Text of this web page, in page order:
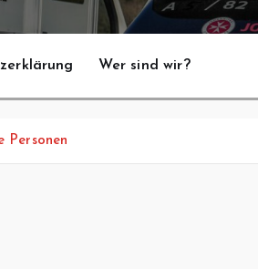
Wer sind wir?
Personen